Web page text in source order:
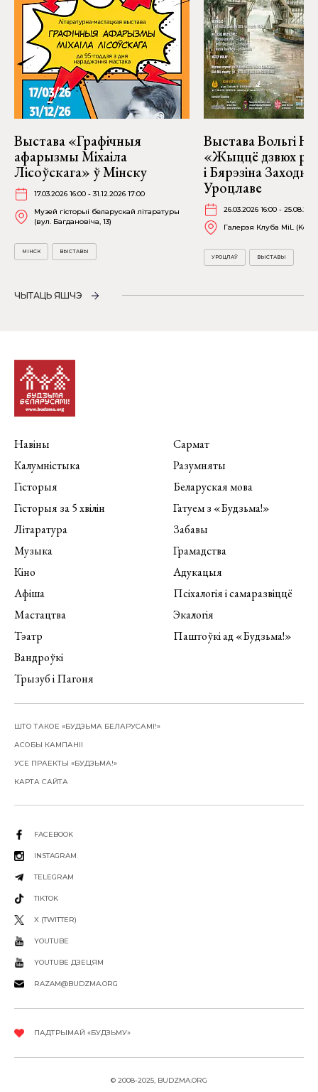
Выстава «Графічныя
афарызмы Міхаіла
Лісоўскага» ў Мінску
17.03.2026 16:00 - 31.12.2026 17:00
Музей гісторыі беларускай літаратуры
(вул. Багдановіча, 13)
МІНСК ВЫСТАВЫ
Выстава Вольгі
«Жыццё дзвюх
і Бярэзіна
Уроцлаве
26.03.2026 16:00 -
Галерэя Клуба MiL
УРОЦЛАЎ ВЫСТАВЫ
ЧЫТАЦЬ ЯШЧЭ
Навіны
Калумністыка
Гісторыя
Гісторыя за 5 хвілін
Літаратура
Музыка
Кіно
Афіша
Мастацтва
Тэатр
Вандроўкі
Трызуб і Пагоня
Сармат
Разумняты
Беларуская мова
Гатуем з «Будзьма!»
Забавы
Грамадства
Адукацыя
Псіхалогія і самаразвіццё
Экалогія
Паштоўкі ад «Будзьма!»
ШТО ТАКОЕ «БУДЗЬМА БЕЛАРУСАМІ!»
АСОБЫ КАМПАНІІ
УСЕ ПРАЕКТЫ «БУДЗЬМА!»
КАРТА САЙТА
FACEBOOK
INSTAGRAM
TELEGRAM
TIKTOK
X (TWITTER)
YOUTUBE
YOUTUBE ДЗЕЦЯМ
RAZAM@BUDZMA.ORG
ПАДТРЫМАЙ «БУДЗЬМУ»
© 2008-2025, BUDZMA.ORG